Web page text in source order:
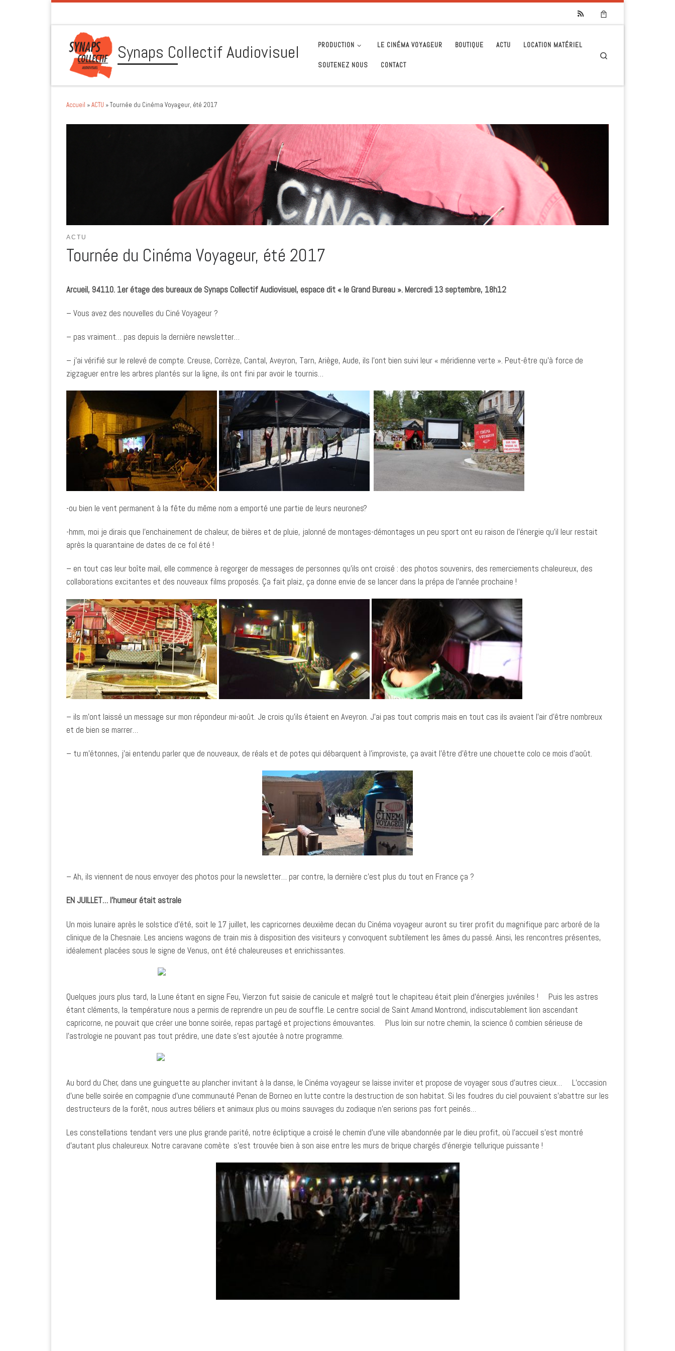
Synaps Collectif Audiovisuel PRODUCTION LE CINÉMA VOYAGEUR BOUTIQUE ACTU LOCATION MATÉRIEL
SOUTENEZ NOUS CONTACT
Accueil »ACTU »Tournée du Cinéma Voyageur, été 2017
ACTU
Tournée du Cinéma Voyageur, été 2017
Arcueil, 94110. 1er étage des bureaux de Synaps Collectif Audiovisuel, espace dit « le Grand Bureau ». Mercredi 13 septembre, 18h12
– Vous avez des nouvelles du Ciné Voyageur ?
– pas vraiment… pas depuis la dernière newsletter…
– j’ai vérifié sur le relevé de compte. Creuse, Corrèze, Cantal, Aveyron, Tarn, Ariège, Aude, ils l’ont bien suivi leur « méridienne verte ». Peut-être qu’à force de
zigzaguer entre les arbres plantés sur la ligne, ils ont fini par avoir le tournis…
-ou bien le vent permanent à la fête du même nom a emporté une partie de leurs neurones?
-hmm, moi je dirais que l’enchainement de chaleur, de bières et de pluie, jalonné de montages-démontages un peu sport ont eu raison de l’énergie qu’il leur restait
après la quarantaine de dates de ce fol été !
– en tout cas leur boîte mail, elle commence à regorger de messages de personnes qu’ils ont croisé : des photos souvenirs, des remerciements chaleureux, des
collaborations excitantes et des nouveaux films proposés. Ça fait plaiz, ça donne envie de se lancer dans la prépa de l’année prochaine !
– ils m’ont laissé un message sur mon répondeur mi-août. Je crois qu’ils étaient en Aveyron. J’ai pas tout compris mais en tout cas ils avaient l’air d’être nombreux
et de bien se marrer…
– tu m’étonnes, j’ai entendu parler que de nouveaux, de réals et de potes qui débarquent à l’improviste, ça avait l’être d’être une chouette colo ce mois d’août.
– Ah, ils viennent de nous envoyer des photos pour la newsletter… par contre, la dernière c’est plus du tout en France ça ?
EN JUILLET… l’humeur était astrale
Un mois lunaire après le solstice d’été, soit le 17 juillet, les capricornes deuxième decan du Cinéma voyageur auront su tirer profit du magnifique parc arboré de la
clinique de la Chesnaie. Les anciens wagons de train mis à disposition des visiteurs y convoquent subtilement les âmes du passé. Ainsi, les rencontres présentes,
idéalement placées sous le signe de Venus, ont été chaleureuses et enrichissantes.
Quelques jours plus tard, la Lune étant en signe Feu, Vierzon fut saisie de canicule et malgré tout le chapiteau était plein d’énergies juvéniles ! Puis les astres
étant cléments, la température nous a permis de reprendre un peu de souffle. Le centre social de Saint Amand Montrond, indiscutablement lion ascendant
capricorne, ne pouvait que créer une bonne soirée, repas partagé et projections émouvantes. Plus loin sur notre chemin, la science ô combien sérieuse de
l’astrologie ne pouvant pas tout prédire, une date s’est ajoutée à notre programme.
Au bord du Cher, dans une guinguette au plancher invitant à la danse, le Cinéma voyageur se laisse inviter et propose de voyager sous d’autres cieux… L’occasion
d’une belle soirée en compagnie d’une communauté Penan de Borneo en lutte contre la destruction de son habitat. Si les foudres du ciel pouvaient s’abattre sur les
destructeurs de la forêt, nous autres béliers et animaux plus ou moins sauvages du zodiaque n’en serions pas fort peinés…
Les constellations tendant vers une plus grande parité, notre écliptique a croisé le chemin d’une ville abandonnée par le dieu profit, où l’accueil s’est montré
d’autant plus chaleureux. Notre caravane comète s’est trouvée bien à son aise entre les murs de brique chargés d’énergie tellurique puissante !